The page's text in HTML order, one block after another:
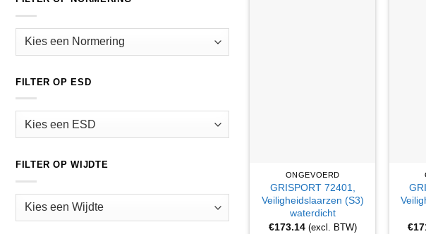
FILTER OP ESD
FILTER OP WIJDTE
ONGEVOERD
GRISPORT 72401,
Veiligheidslaarzen (S3)
waterdicht
€173.14 (excl. BTW)
€